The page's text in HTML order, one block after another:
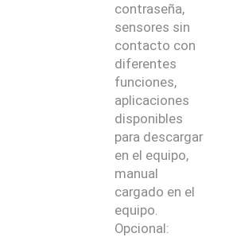
contraseña,
sensores sin
contacto con
diferentes
funciones,
aplicaciones
disponibles
para descargar
en el equipo,
manual
cargado en el
equipo.
Opcional: